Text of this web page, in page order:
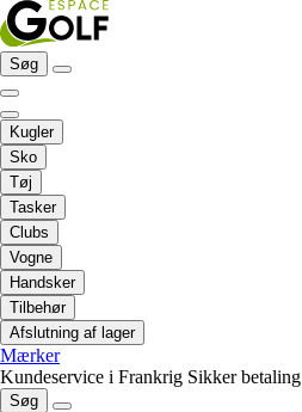
Søg
Kugler
Sko
Tøj
Tasker
Clubs
Vogne
Handsker
Tilbehør
Afslutning af lager
Mærker
Kundeservice i Frankrig Sikker betaling
Søg